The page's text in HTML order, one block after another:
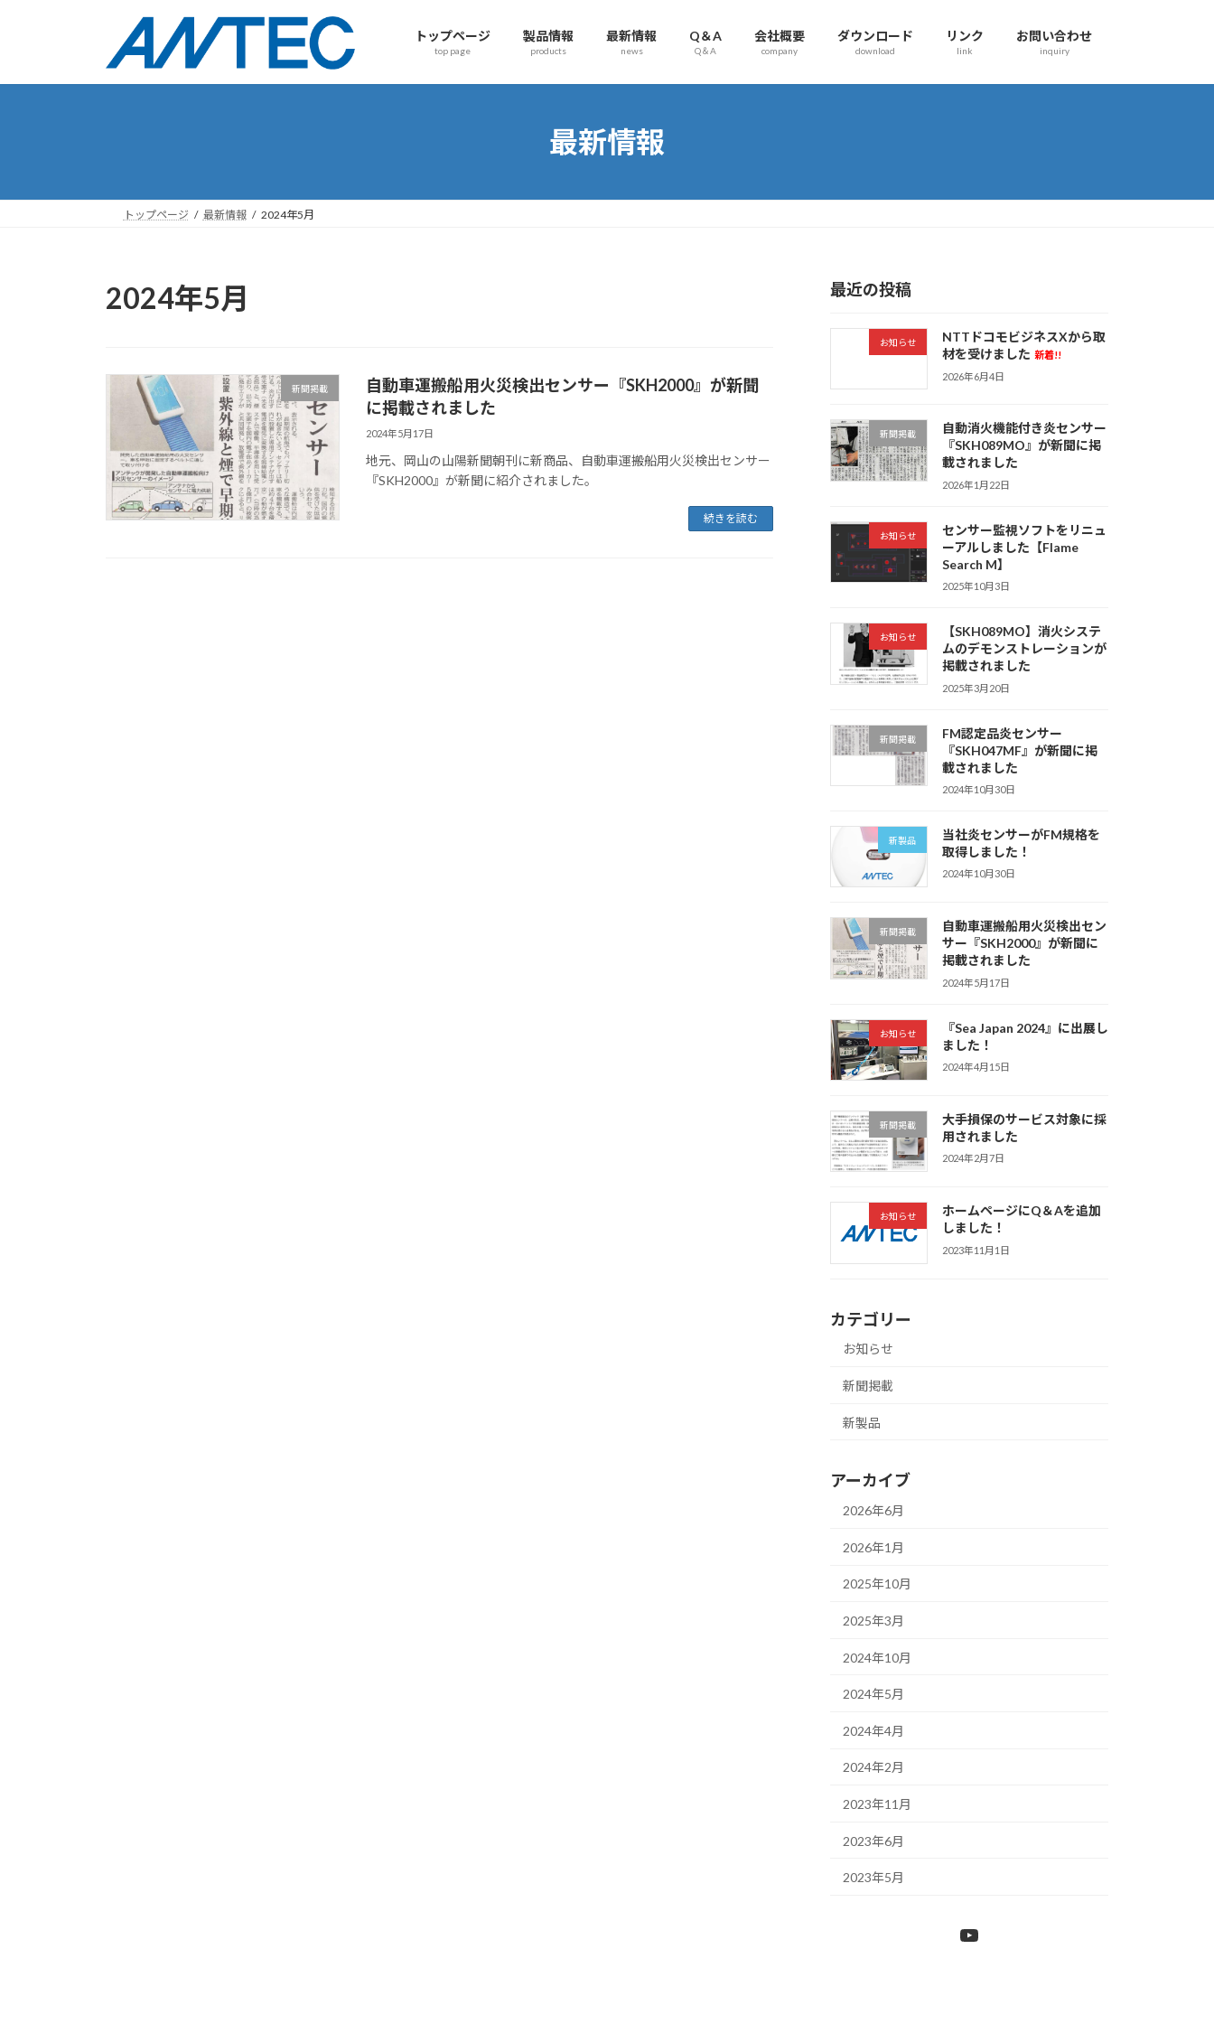
プ
動
トップページ
top page
製品情報
products
最新情報
news
Q＆A
Q＆A
会社概要
company
ダウンロード
download
リンク
link
お問い合わせ
inquiry
最新情報
トップページ 最新情報 2024年5月
2024年5月
新聞掲載
自動車運搬船用火災検出センサー『SKH2000』が新聞
に掲載されました
2024年5月17日
地元、岡山の山陽新聞朝刊に新商品、自動車運搬船用火災検出センサー
『SKH2000』が新聞に紹介されました。
続きを読む
最近の投稿
お知らせ
NTTドコモビジネスXから取
材を受けました 新着!!
2026年6月4日
新聞掲載
自動消火機能付き炎センサー
『SKH089MO』が新聞に掲
載されました
2026年1月22日
お知らせ
センサー監視ソフトをリニュ
ーアルしました【Flame
Search M】
2025年10月3日
お知らせ
【SKH089MO】消火システ
ムのデモンストレーションが
掲載されました
2025年3月20日
新聞掲載
FM認定品炎センサー
『SKH047MF』が新聞に掲
載されました
2024年10月30日
新製品
当社炎センサーがFM規格を
取得しました！
2024年10月30日
新聞掲載
自動車運搬船用火災検出セン
サー『SKH2000』が新聞に
掲載されました
2024年5月17日
お知らせ
『Sea Japan 2024』に出展し
ました！
2024年4月15日
新聞掲載
大手損保のサービス対象に採
用されました
2024年2月7日
お知らせ
ホームページにQ＆Aを追加
しました！
2023年11月1日
カテゴリー
お知らせ
新聞掲載
新製品
アーカイブ
2026年6月
2026年1月
2025年10月
2025年3月
2024年10月
2024年5月
2024年4月
2024年2月
2023年11月
2023年6月
2023年5月
YouTube